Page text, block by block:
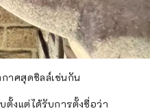
าศสุดชิลล์เช่นกัน
ตั้งแต่ได้รับการตั้งชื่อว่า